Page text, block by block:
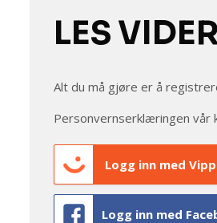
LES
Alt du må gjøre er å
Personvernserklæringen vår
Logg inn med
Logg inn med